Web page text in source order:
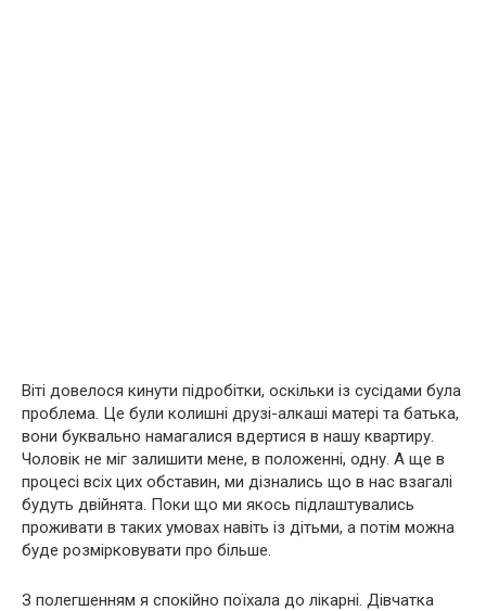
Віті довелося кинути підробітки, оскільки із сусідами була
проблема. Це були колишні друзі-алкаші матері та батька,
вони буквально намагалися вдертися в нашу квартиру.
Чоловік не міг залишити мене, в положенні, одну. А ще в
процесі всіх цих обставин, ми дізнались що в нас взагалі
будуть двійнята. Поки що ми якось підлаштувались
проживати в таких умовах навіть із дітьми, а потім можна
буде розмірковувати про більше.
З полегшенням я спокійно поїхала до лікарні. Дівчатка